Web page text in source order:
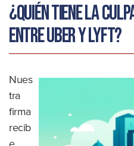
¿Quién tiene la
entre Uber y Lyft?
Nues
tra
firma
recib